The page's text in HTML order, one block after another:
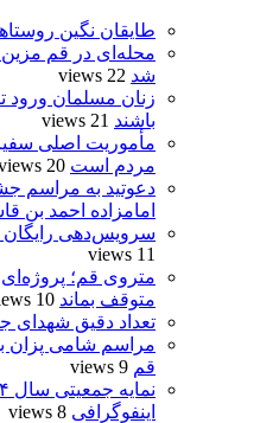
طایقان نگین
محله‌ای در قم مزین
شد 22 views
زنان مسلمان ورود
باشند 21 views
مأموریت اصلی
مردم است 20 views
دعوتید به مراسم
امامزاده احمد بن
سرویس‌دهی رایگان
11 views
متروی قم؛ پروژه‌ای
متوقف بماند 10 views
تعداد دقیق شهدای
مراسم شامی پزان
قم 9 views
اینفوگرافی 8 views